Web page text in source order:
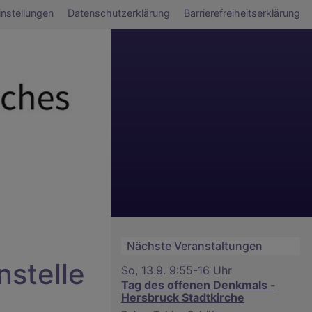
Datenschutzerklärung Barrierefreiheitserklärung
Nächste Veranstaltungen
So, 13.9. 9:55-16 Uhr
Tag des offenen Denkmals -
Hersbruck Stadtkirche